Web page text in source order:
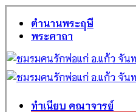
ตำนานพระฤษี
พระคาถา
ทำเนียบ คณาจารย์